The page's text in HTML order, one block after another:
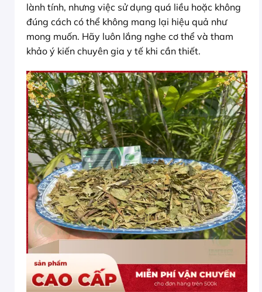
lành tính, nhưng việc sử dụng quá liều hoặc không
đúng cách có thể không mang lại hiệu quả như
mong muốn. Hãy luôn lắng nghe cơ thể và tham
khảo ý kiến chuyên gia y tế khi cần thiết.